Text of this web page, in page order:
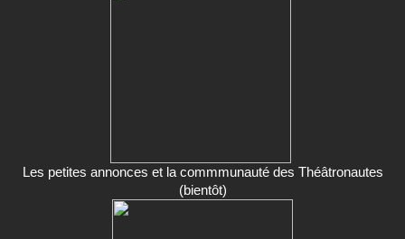
Les petites annonces et la commmunauté des Théâtronautes
(bientôt)